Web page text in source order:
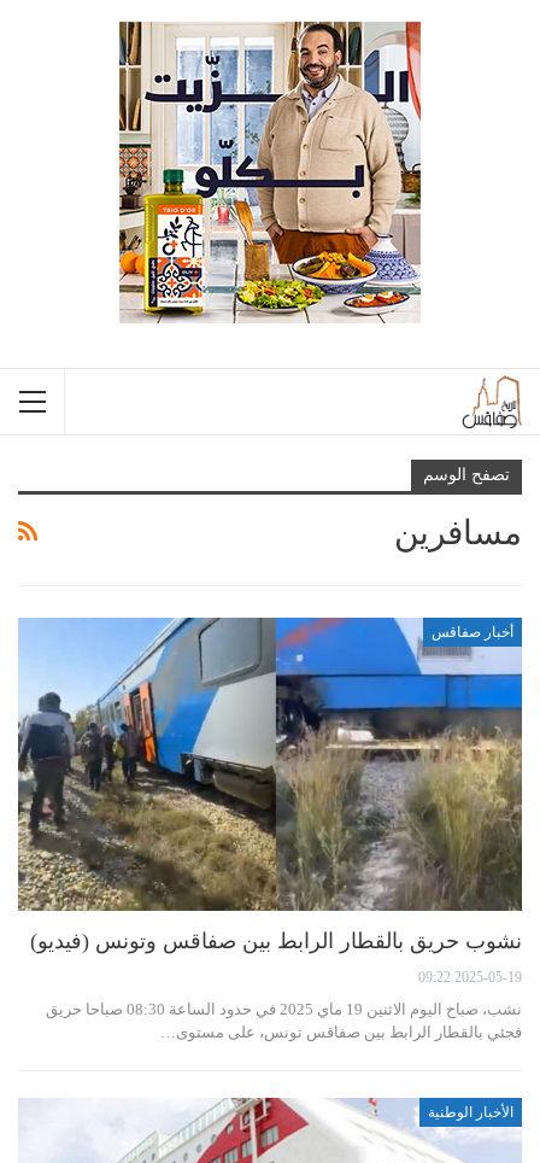
تصفح الوسم
مسافرين
أخبار صفاقس
نشوب حريق بالقطار الرابط بين صفاقس وتونس (فيديو)
2025-05-19 09:22
نشب، صباح اليوم الاثنين 19 ماي 2025 في حدود الساعة 08:30 صباحا حريق
فجئي بالقطار الرابط بين صفاقس تونس، على مستوى…
الأخبار الوطنية